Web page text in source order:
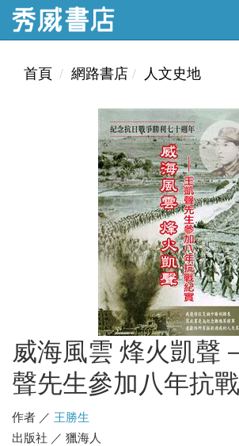
首頁 網路書店 人文史地
威海風雲 烽火凱聲
聲先生參加八年抗
作者 ／ 王勝生
出版社 ／ 獵海人